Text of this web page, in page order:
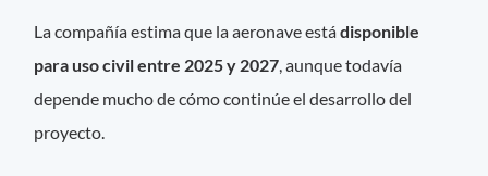
La compañía estima que la aeronave estádisponible
para uso civil entre 2025 y 2027 , aunque todavía
depende mucho de cómo continúe el desarrollo del
proyecto.